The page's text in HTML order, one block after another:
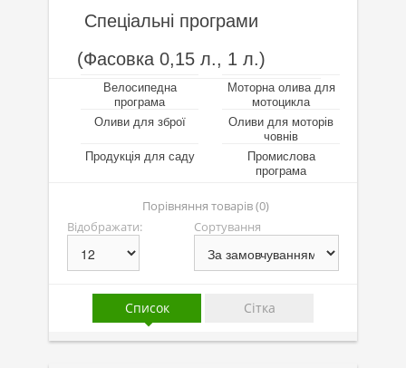
Напівсинтетичні оливи
Мінеральні оливи
Оливи з молібденом
Лінійка олив Molygen
Лінійка олив Top Tec
Лінійка олив Optimal
Присадки
Присадки в оливу
Присадки до систем охолодження
Спеціальні програми
(Фасовка 0,15 л., 1 л.)
Велосипедна
програма
Моторна олива для
мотоцикла
Оливи для зброї
Оливи для моторів
човнів
Продукція для саду
Промислова
програма
Порівняння товарів (0)
Відображати:
Сортування
Список Сітка